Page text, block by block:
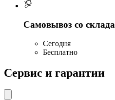
Самовывоз со склада
Сегодня
Бесплатно
Сервис и гарантии